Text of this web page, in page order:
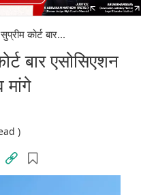
कोर्ट बार...
बार एसोसिएशन
मांगे
)